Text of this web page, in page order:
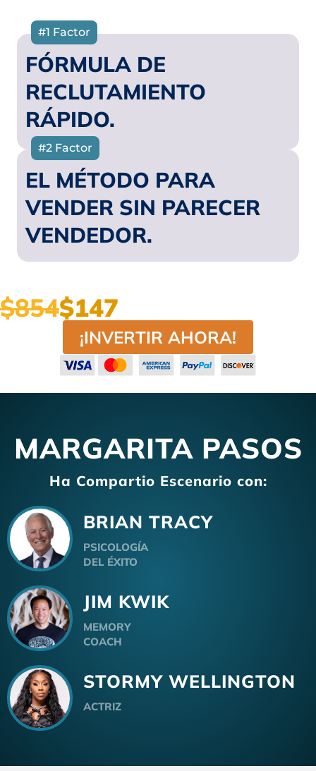
#1 Factor
FÓRMULA DE
RECLUTAMIENTO
RÁPIDO.
#2 Factor
EL MÉTODO PARA
VENDER SIN PARECER
VENDEDOR.
$854$147
¡INVERTIR AHORA!
MARGARITA PASOS
Ha Compartio Escenario con:
BRIAN TRACY
PSICOLOGÍA
DEL ÉXITO
JIM KWIK
MEMORY
COACH
STORMY WELLINGTON
ACTRIZ